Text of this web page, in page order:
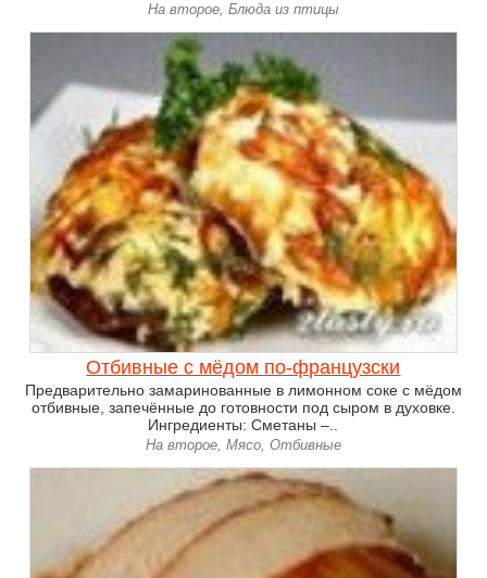
На второе, Блюда из птицы
Отбивные с мёдом по-французски
Предварительно замаринованные в лимонном соке с мёдом
отбивные, запечённые до готовности под сыром в духовке.
Ингредиенты: Сметаны –..
На второе, Мясо, Отбивные